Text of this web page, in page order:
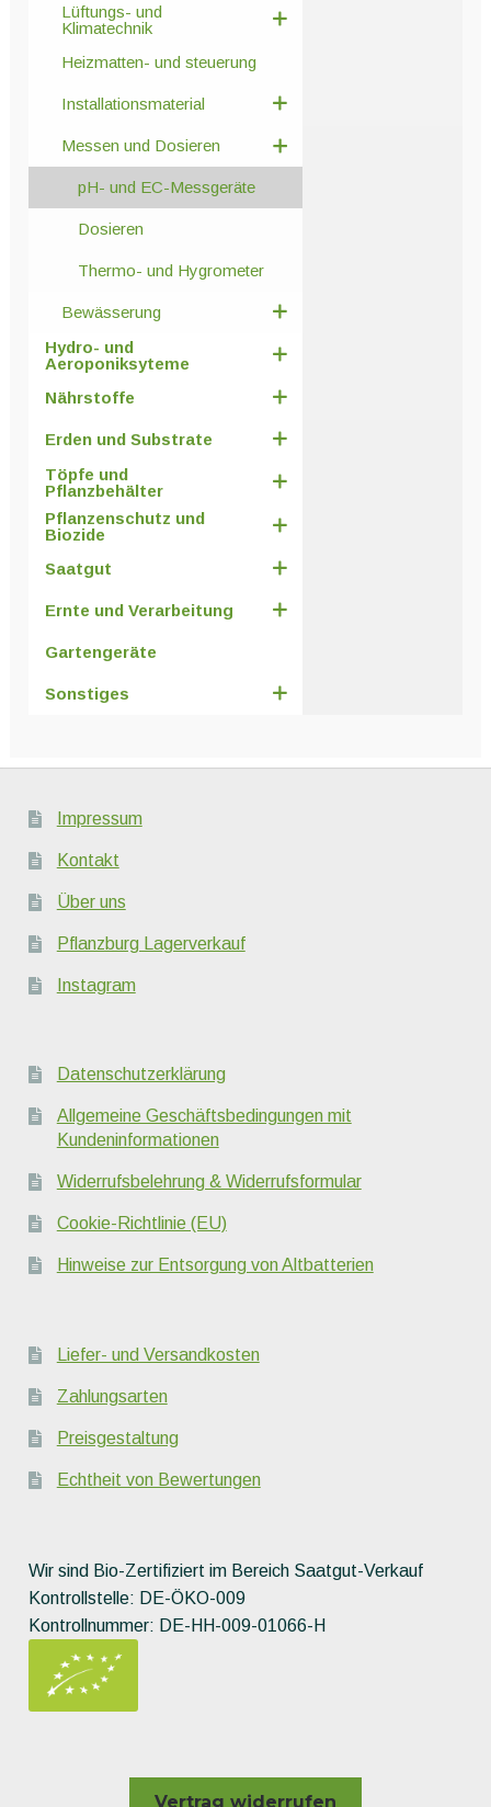
Lüftungs- und
Klimatechnik
Heizmatten- und steuerung
Installationsmaterial
Messen und Dosieren
pH- und EC-Messgeräte
Dosieren
Thermo- und Hygrometer
Bewässerung
Hydro- und
Aeroponiksyteme
Nährstoffe
Erden und Substrate
Töpfe und
Pflanzbehälter
Pflanzenschutz und
Biozide
Saatgut
Ernte und Verarbeitung
Gartengeräte
Sonstiges
Impressum
Kontakt
Über uns
Pflanzburg Lagerverkauf
Instagram
Datenschutzerklärung
Allgemeine Geschäftsbedingungen mit
Kundeninformationen
Widerrufsbelehrung & Widerrufsformular
Cookie-Richtlinie (EU)
Hinweise zur Entsorgung von Altbatterien
Liefer- und Versandkosten
Zahlungsarten
Preisgestaltung
Echtheit von Bewertungen
Wir sind Bio-Zertifiziert im Bereich Saatgut-Verkauf
Kontrollstelle: DE-ÖKO-009
Kontrollnummer: DE-HH-009-01066-H
Vertrag widerrufen